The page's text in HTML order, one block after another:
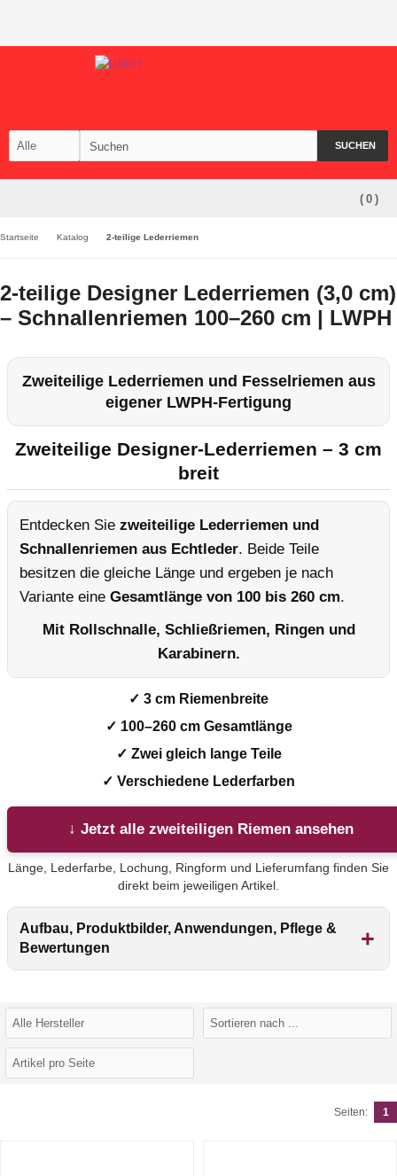
SUCHEN
( 0 )
Startseite Katalog 2-teilige Lederriemen
2-teilige Designer Lederriemen (3,0 cm)
– Schnallenriemen 100–260 cm | LWPH
Zweiteilige Lederriemen und Fesselriemen aus
eigener LWPH-Fertigung
Zweiteilige Designer-Lederriemen – 3 cm
breit
Entdecken Sie zweiteilige Lederriemen und
Schnallenriemen aus Echtleder. Beide Teile
besitzen die gleiche Länge und ergeben je nach
Variante eine Gesamtlänge von 100 bis 260 cm.
Mit Rollschnalle, Schließriemen, Ringen und
Karabinern.
✓ 3 cm Riemenbreite
✓ 100–260 cm Gesamtlänge
✓ Zwei gleich lange Teile
✓ Verschiedene Lederfarben
↓ Jetzt alle zweiteiligen Riemen ansehen
Länge, Lederfarbe, Lochung, Ringform und Lieferumfang finden Sie
direkt beim jeweiligen Artikel.
Aufbau, Produktbilder, Anwendungen, Pflege &
Bewertungen
Seiten: 1